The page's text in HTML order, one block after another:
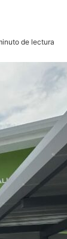
de lectura